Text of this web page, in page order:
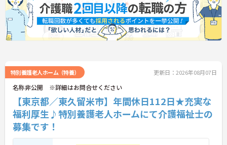
特別養護老人ホーム（特養） 更新日：2026年08月07日
名称非公開 ※詳細はお問合せください
【東京都／東久留米市】年間休日112日★充実な
福利厚生♪特別養護老人ホームにて介護福祉士の
募集です！